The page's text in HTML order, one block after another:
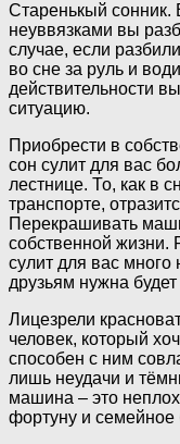
Старенькый сонник.
неуввязками вы
случае, если
во сне за руль и
действительности
ситуацию.
Приобрести в
сон сулит для вас
лестнице. То, как в
транспорте,
Перекрашивать
собственной жизни.
сулит для вас
друзьям нужна
Лицезрели
человек, который
способен с ним
лишь неудачи и
машина – это
фортуну и семейное